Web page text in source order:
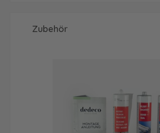
Produktgalerie überspringen
Zubehör